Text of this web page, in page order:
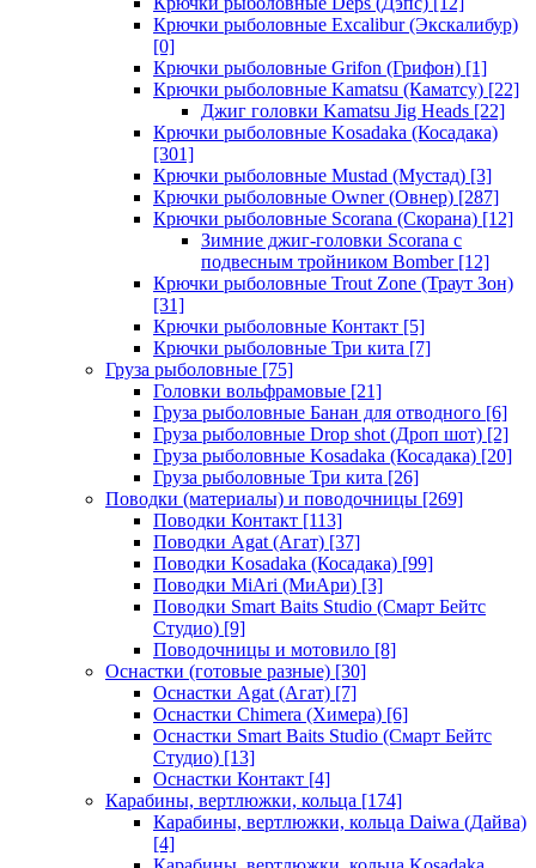
Крючки рыболовные Excalibur (Экскалибур)
[0]
Крючки рыболовные Grifon (Грифон) [1]
Крючки рыболовные Kamatsu (Каматсу) [22]
Джиг головки Kamatsu Jig Heads [22]
Крючки рыболовные Kosadaka (Косадака)
[301]
Крючки рыболовные Mustad (Мустад) [3]
Крючки рыболовные Owner (Овнер) [287]
Крючки рыболовные Scorana (Скорана) [12]
Зимние джиг-головки Scorana с
подвесным тройником Bomber[12]
Крючки рыболовные Trout Zone (Траут Зон)
[31]
Крючки рыболовные Контакт [5]
Крючки рыболовные Три кита [7]
Груза рыболовные [75]
Головки вольфрамовые [21]
Груза рыболовные Банан для отводного [6]
Груза рыболовные Drop shot (Дроп шот) [2]
Груза рыболовные Kosadaka (Косадака) [20]
Груза рыболовные Три кита [26]
Поводки (материалы) и поводочницы [269]
Поводки Контакт [113]
Поводки Agat (Агат) [37]
Поводки Kosadaka (Косадака) [99]
Поводки MiAri (МиАри) [3]
Поводки Smart Baits Studio (Смарт Бейтс
Студио) [9]
Поводочницы и мотовило [8]
Оснастки (готовые разные) [30]
Оснастки Agat (Агат) [7]
Оснастки Chimera (Химера) [6]
Оснастки Smart Baits Studio (Смарт Бейтс
Студио) [13]
Оснастки Контакт [4]
Карабины, вертлюжки, кольца [174]
Карабины, вертлюжки, кольца Daiwa (Дайва)
[4]